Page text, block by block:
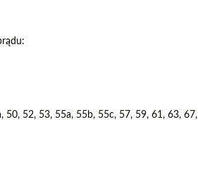
50, 52, 53, 55a, 55b, 55c, 57, 59, 61, 63, 67,